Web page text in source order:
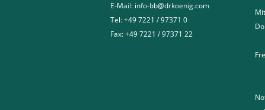
E-Mail: info-bb@drkoenig.com
Tel:+49 7221 / 97371 0
Fax:+49 7221 / 97371 22